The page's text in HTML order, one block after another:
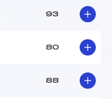
93
80
88